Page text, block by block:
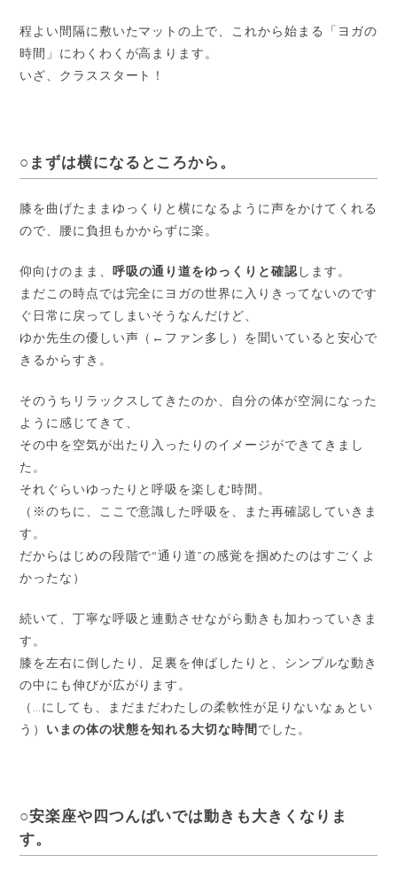
程よい間隔に敷いたマットの上で、これから始まる「ヨガの
時間」にわくわくが高まります。
いざ、クラススタート！
○まずは横になるところから。
膝を曲げたままゆっくりと横になるように声をかけてくれる
ので、腰に負担もかからずに楽。
仰向けのまま、 呼吸の通り道をゆっくりと確認します。
まだこの時点では完全にヨガの世界に入りきってないのです
ぐ日常に戻ってしまいそうなんだけど、
ゆか先生の優しい声（←ファン多し）を聞いていると安心で
きるからすき。
そのうちリラックスしてきたのか、自分の体が空洞になった
ように感じてきて、
その中を空気が出たり入ったりのイメージができてきまし
た。
それぐらいゆったりと呼吸を楽しむ時間。
（※のちに、ここで意識した呼吸を、また再確認していきま
す。
だからはじめの段階で“通り道”の感覚を掴めたのはすごくよ
かったな）
続いて、丁寧な呼吸と連動させながら動きも加わっていきま
す。
膝を左右に倒したり、足裏を伸ばしたりと、シンプルな動き
の中にも伸びが広がります。
（…にしても、まだまだわたしの柔軟性が足りないなぁとい
う） いまの体の状態を知れる大切な時間でした。
○安楽座や四つんばいでは動きも大きくなりま
す。